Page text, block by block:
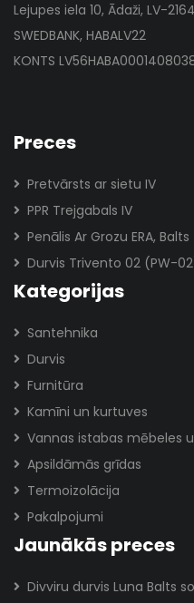
Lejupes iela 10, Ādaži, LV-
SWEDBANK, HABALV22
KONTS
Preces
Pretvārsts ar sietu IV
PPR Trejgabals IV
Penālis Ar Grozu ERA, Balts
Durvis Trivento 02 (PW-
Kategorijas
Santehnika
Durvis
Furnitūra
Kamīni un kurtuves
Vannas istabas mēbeles
Apsildāmās grīdas
Termoizolācija
Pakalpojumi
Jaunākās preces
Divviru durvis Luna Balts